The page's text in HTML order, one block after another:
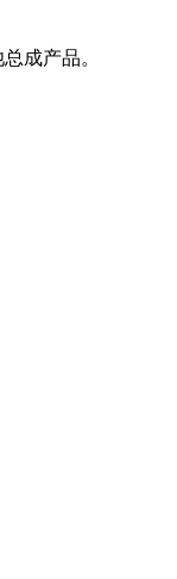
成产品。